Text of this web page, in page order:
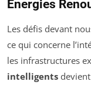
Énergies
Les défis devant
ce qui concerne
les infrastructures
intelligents